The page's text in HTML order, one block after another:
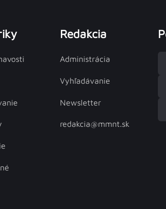
Redakcia
Administrácia
Vyhľadávanie
Newsletter
redakcia@mmnt.sk